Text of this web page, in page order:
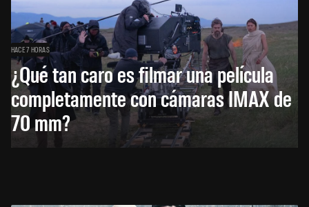
HACE 7 HORAS
¿Qué tan caro es filmar una película
completamente con cámaras IMAX de
70 mm?